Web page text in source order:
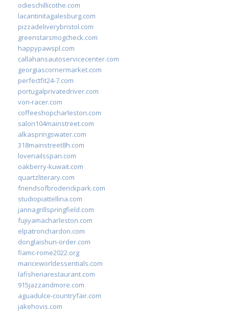
odieschillicothe.com
lacantinitagalesburg.com
pizzadeliverybristol.com
greenstarsmogcheck.com
happypawspl.com
callahansautoservicecenter.com
georgiascornermarket.com
perfectfit24-7.com
portugalprivatedriver.com
von-racer.com
coffeeshopcharleston.com
salon104mainstreet.com
alkaspringswater.com
318mainstreet8h.com
lovenailsspari.com
oakberry-kuwait.com
quartzliterary.com
friendsofbroderickpark.com
studiopiattellina.com
jannagrillspringfield.com
fujiyamacharleston.com
elpatronchardon.com
donglaishun-order.com
fiamc-rome2022.org
mariceworldessentials.com
lafisheriarestaurant.com
915jazzandmore.com
aguadulce-countryfair.com
jakehovis.com